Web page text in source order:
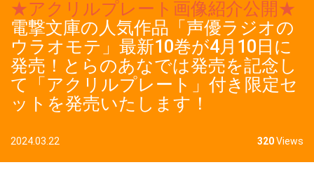
★アクリルプレート画像紹介公開★
電撃文庫の人気作品「声優ラジオの
ウラオモテ」最新10巻が4月10日に
発売！とらのあなでは発売を記念し
て「アクリルプレート」付き限定セ
ットを発売いたします！
2024.03.22 320Views